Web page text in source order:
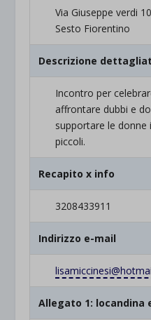
Via Giuseppe verdi
Sesto Fiorentino
Descrizione
Incontro per
affrontare dubbi e
supportare le donne
piccoli.
Recapito x info
3208433911
Indirizzo e-mail
Allegato 1: locandina